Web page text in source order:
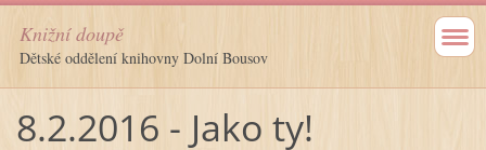
Knižní doupě
Dětské oddělení knihovny Dolní Bousov
8.2.2016 - Jako ty!